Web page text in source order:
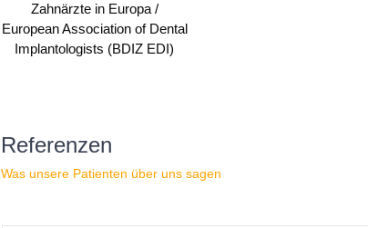
Zahnärzte in Europa /
European Association of Dental
Implantologists (BDIZ EDI)
Referenzen
Was unsere Patienten über uns sagen